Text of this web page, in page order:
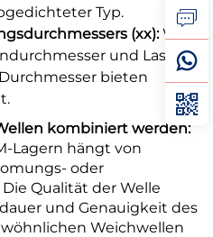
Typ.
(xx):Wird
und Last
bieten
kombiniert werden:
Lagern hängt von
oder
Qualität der Welle
und Genauigkeit des
Weichwellen